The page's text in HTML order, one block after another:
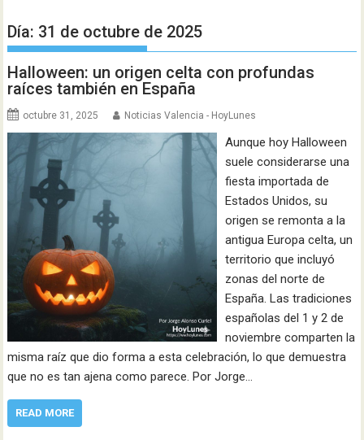
Día: 31 de octubre de 2025
Halloween: un origen celta con profundas
raíces también en España
octubre 31, 2025 Noticias Valencia - HoyLunes
Aunque hoy Halloween
suele considerarse una
fiesta importada de
Estados Unidos, su
origen se remonta a la
antigua Europa celta, un
territorio que incluyó
zonas del norte de
España. Las tradiciones
españolas del 1 y 2 de
noviembre comparten la
misma raíz que dio forma a esta celebración, lo que demuestra
que no es tan ajena como parece. Por Jorge…
READ MORE